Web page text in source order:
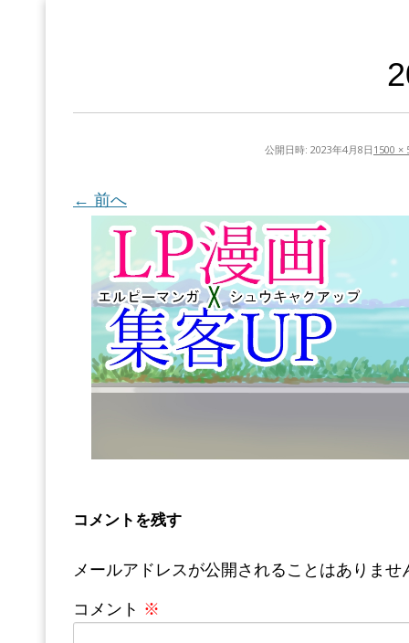
公開日時: 2023年4月8日 1500 ×
← 前へ
コメントを残す
メールアドレスが公開されることはありませ
コメント ※